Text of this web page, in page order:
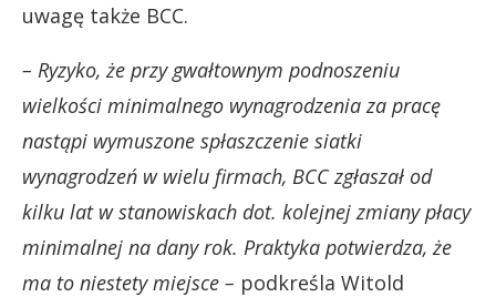
uwagę także BCC.
– Ryzyko, że przy gwałtownym podnoszeniu
wielkości minimalnego wynagrodzenia za pracę
nastąpi wymuszone spłaszczenie siatki
wynagrodzeń w wielu firmach, BCC zgłaszał od
kilku lat w stanowiskach dot. kolejnej zmiany płacy
minimalnej na dany rok. Praktyka potwierdza, że
ma to niestety miejsce – podkreśla Witold